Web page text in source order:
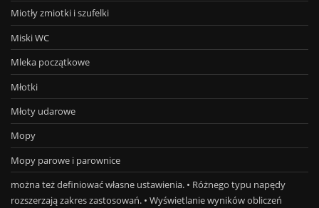
Miotły zmiotki i szufelki
Miski WC
Mleka początkowe
Młotki
Młoty udarowe
Mopy
Mopy parowe i parownice
można też definiować własne ustawienia. • Różnego typu napędy
rozszerzają zakres zastosowań. • Wyświetlanie wyników obliczeń